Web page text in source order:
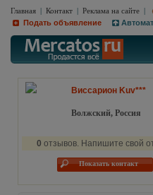
Главная | Контакт | Реклама на сайте |
Подать объявление
Виссарион Kuv***
Волжский, Россия
0 отзывов. Напишите свой
Показать контакт